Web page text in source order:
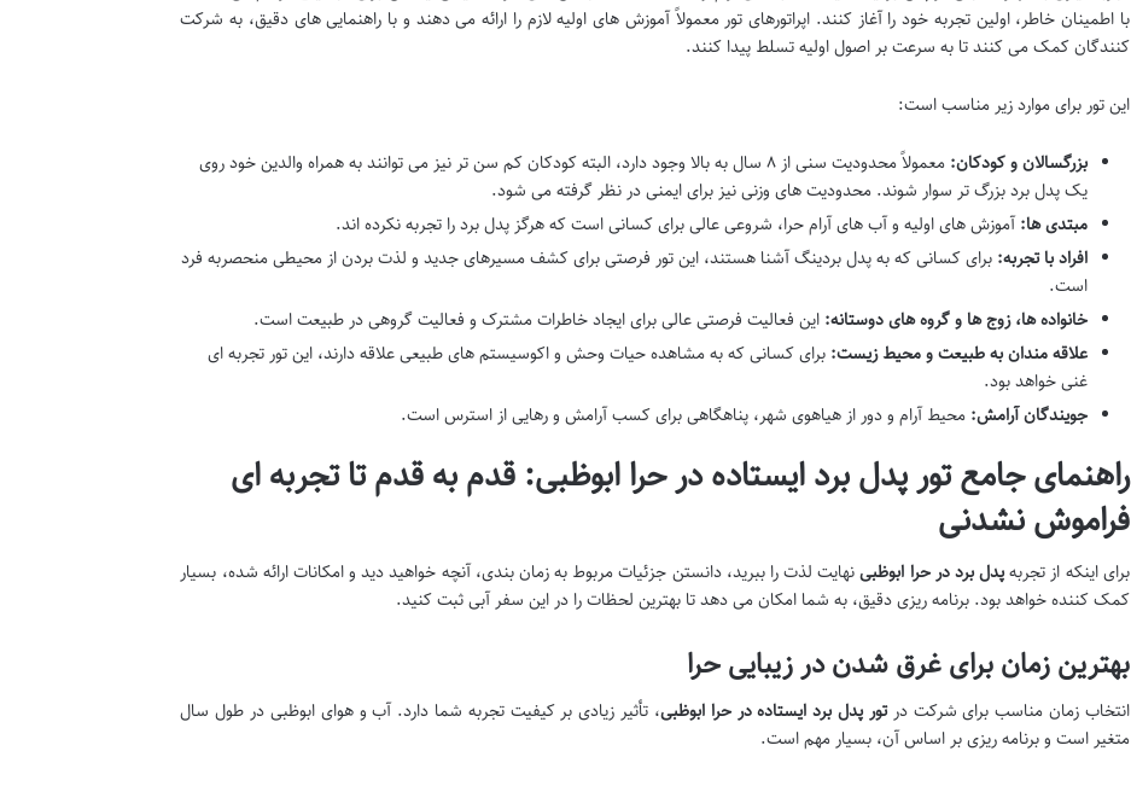
با اطمینان خاطر، اولین تجربه خود را آغاز کنند. اپراتورهای تور معمولاً آموزش های اولیه لازم را ارائه می دهند و با راهنمایی های دقیق، به شرکت
کنندگان کمک می کنند تا به سرعت بر اصول اولیه تسلط پیدا کنند.
این تور برای موارد زیر مناسب است:
بزرگسالان و کودکان:
معمولاً محدودیت سنی از ۸ سال به بالا وجود دارد، البته کودکان کم سن تر نیز می توانند به همراه والدین خود روی
یک پدل برد بزرگ تر سوار شوند. محدودیت های وزنی نیز برای ایمنی در نظر گرفته می شود.
مبتدی ها:آموزش های اولیه و آب های آرام حرا، شروعی عالی برای کسانی است که هرگز پدل برد را تجربه نکرده اند.
افراد با تجربه: برای کسانی که به پدل بردینگ آشنا هستند، این تور فرصتی برای کشف مسیرهای جدید و لذت بردن از محیطی منحصربه فرد
است.
خانواده ها، زوج ها و گروه های دوستانه: این فعالیت فرصتی عالی برای ایجاد خاطرات مشترک و فعالیت گروهی در طبیعت است.
علاقه مندان به طبیعت و محیط زیست: برای کسانی که به مشاهده حیات وحش و اکوسیستم های طبیعی علاقه دارند، این تور تجربه ای
غنی خواهد بود.
جویندگان آرامش: محیط آرام و دور از هیاهوی شهر، پناهگاهی برای کسب آرامش و رهایی از استرس است.
راهنمای جامع تور پدل برد ایستاده در حرا ابوظبی: قدم به قدم تا تجربه ای
فراموش نشدنی
برای اینکه از تجربهپدل برد در حرا ابوظبینهایت لذت را ببرید، دانستن جزئیات مربوط به زمان بندی، آنچه خواهید دید و امکانات ارائه شده، بسیار
کمک کننده خواهد بود. برنامه ریزی دقیق، به شما امکان می دهد تا بهترین لحظات را در این سفر آبی ثبت کنید.
بهترین زمان برای غرق شدن در زیبایی حرا
انتخاب زمان مناسب برای شرکت درتور پدل برد ایستاده در حرا ابوظبی، تأثیر زیادی بر کیفیت تجربه شما دارد. آب و هوای ابوظبی در طول سال
متغیر است و برنامه ریزی بر اساس آن، بسیار مهم است.